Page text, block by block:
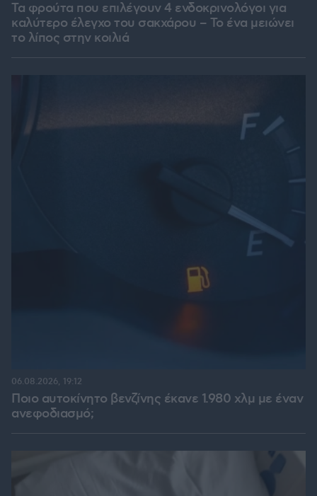
Τα φρούτα που επιλέγουν 4 ενδοκρινολόγοι για
καλύτερο έλεγχο του σακχάρου – Το ένα μειώνει
το λίπος στην κοιλιά
Ποιο αυτοκίνητο βενζίνης έκανε 1.980 χλμ με έναν
ανεφοδιασμό;
06.08.2026, 19:12